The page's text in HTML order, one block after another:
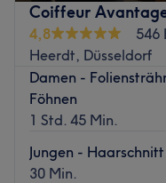
Coiffeur
4,8
546
Heerdt, Düsseldorf
Damen -
Föhnen
1 Std. 45 Min.
Jungen -
30 Min.